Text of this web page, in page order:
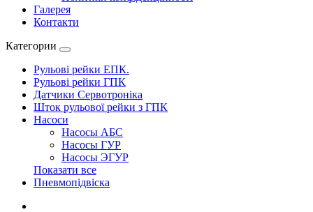
Галерея
Контакти
Категории
Рульові рейки ЕПК.
Рульові рейки ГПК
Датчики Сервотроніка
Шток рульової рейки з ГПК
Насоси
Насосы АБС
Насосы ГУР
Насосы ЭГУР
Показати все
Пневмопідвіска